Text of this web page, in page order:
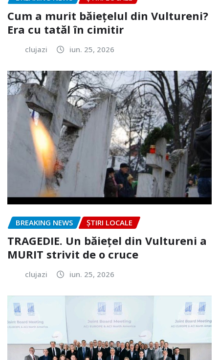
Cum a murit băiețelul din Vultureni?
Era cu tatăl în cimitir
clujazi iun. 25, 2026
BREAKING NEWS ȘTIRI LOCALE
TRAGEDIE. Un băiețel din Vultureni a
MURIT strivit de o cruce
clujazi iun. 25, 2026